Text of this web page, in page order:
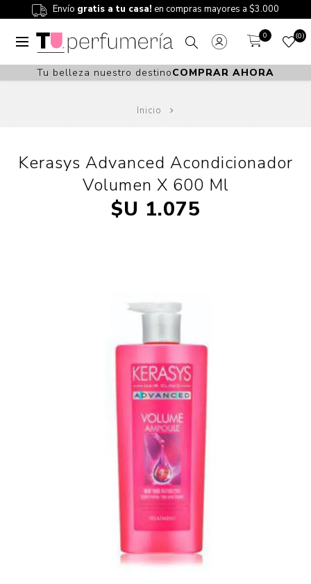
Envío gratis a tu casa! en compras mayores a $3.000
0 0
Tu belleza nuestro destinoCOMPRAR AHORA
Inicio
Kerasys Advanced Acondicionador
Volumen X 600 Ml
$U 1.075